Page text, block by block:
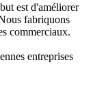
est d'améliorer
fabriquons
commerciaux.
entreprises